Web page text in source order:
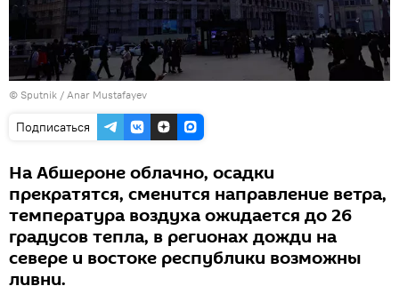
© Sputnik / Anar Mustafayev
Подписаться
На Абшероне облачно, осадки
прекратятся, сменится направление ветра,
температура воздуха ожидается до 26
градусов тепла, в регионах дожди на
севере и востоке республики возможны
ливни.